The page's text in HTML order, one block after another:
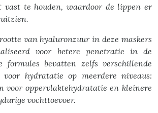
vast te houden, waardoor de lippen er
van hyaluronzuur in deze maskers
voor betere penetratie in de
formules bevatten zelfs verschillende
voor hydratatie op meerdere niveaus:
voor oppervlaktehydratatie en kleinere
vochttoevoer.